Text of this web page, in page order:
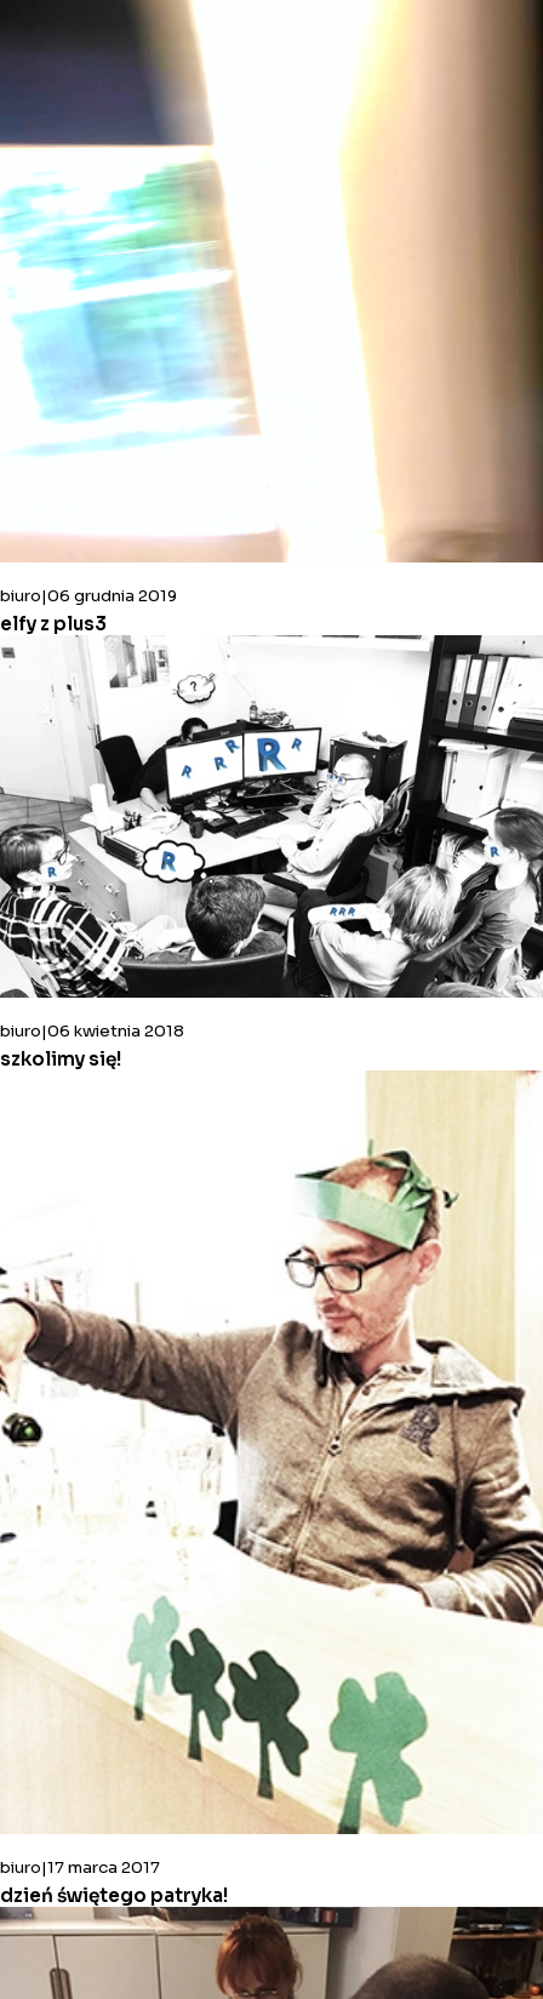
biuro 06 grudnia 2019
elfy z plus3
biuro 06 kwietnia 2018
szkolimy się!
biuro 17 marca 2017
dzień świętego patryka!